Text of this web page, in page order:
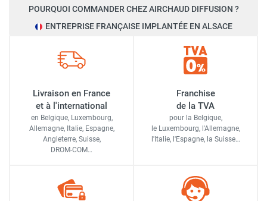
POURQUOI COMMANDER CHEZ AIRCHAUD DIFFUSION ?
ENTREPRISE FRANÇAISE IMPLANTÉE EN ALSACE
Livraison en France
et à l'international
en Belgique, Luxembourg,
Allemagne, Italie, Espagne,
Angleterre, Suisse,
DROM-COM…
Franchise
de la TVA
pour la Belgique,
le Luxembourg, l'Allemagne,
l'Italie, l'Espagne, la Suisse…